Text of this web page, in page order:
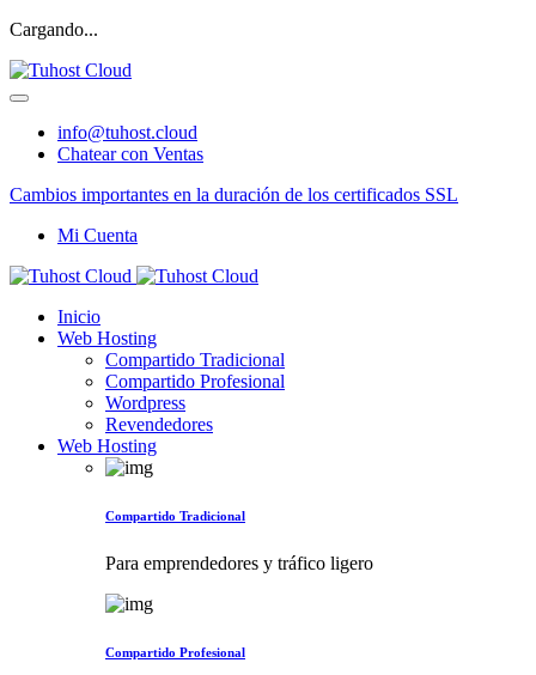
Cargando...
info@tuhost.cloud
Chatear con Ventas
Cambios importantes en la duración de los certificados SSL
Mi Cuenta
Inicio
Web Hosting
Compartido Tradicional
Compartido Profesional
Wordpress
Revendedores
Web Hosting
Compartido Tradicional
Para emprendedores y tráfico ligero
Compartido Profesional